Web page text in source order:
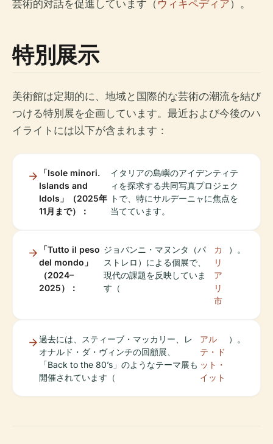
芸術的対話を促進しています（ ウィキペディア）。
特別展示
美術館は定期的に、地域と国際的な芸術の潮流を結び
つける特別展を企画しています。最近および今後のハ
イライトには以下が含まれます：
「Isole minori.
Islands and
Idols」（2025年
11月まで）：
イタリアの島嶼のアイデンティテ
ィを探求する共同写真プロジェク
トで、特にサルデーニャに焦点を
当てています。
「Tutto il peso
del mondo」
（2024–
2025）：
ジョバンニ・マヌンタ（パ
ストレロ）による個展で、
現代の課題を反映していま
す（
カ
リ
ア
リ
市
）。
過去には、スティーブ・マッカリー、レ
オナルド・ダ・ヴィンチの回顧展、
「Back to the 80’s」のようなテーマ展も
開催されています（
アル
テ・ド
ット・
イット
）。